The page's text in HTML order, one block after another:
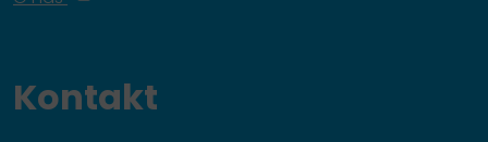
Kontakt